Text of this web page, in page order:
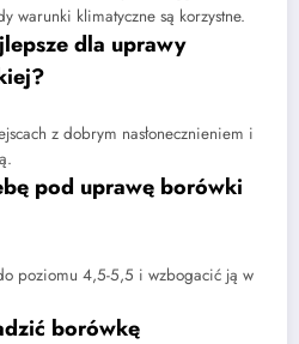
warunki klimatyczne są korzystne.
dla uprawy
z dobrym nasłonecznieniem i
pod uprawę borówki
poziomu 4,5-5,5 i wzbogacić ją w
borówkę